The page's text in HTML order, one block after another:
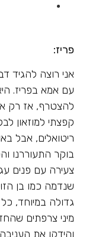
פריז:
אני רוצה להגיד
עם אמא בפריז.
להצטרף, אז רק
קפצתי למוזאון
ריטואלים, אבל
בוקר התעוררנו
צעירה עם פנים
שנדמה כמו בן
גדולה במיוחד,
מיני צרפתים
והידקו את